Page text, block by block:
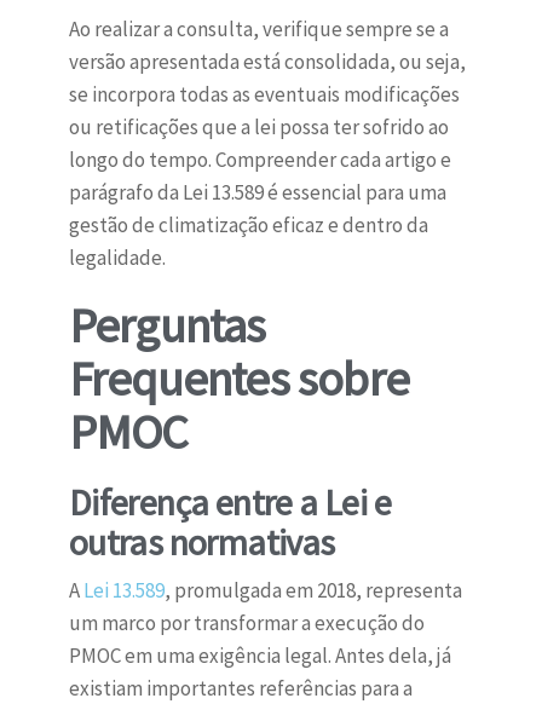
Ao realizar a consulta, verifique sempre se a
versão apresentada está consolidada, ou seja,
se incorpora todas as eventuais modificações
ou retificações que a lei possa ter sofrido ao
longo do tempo. Compreender cada artigo e
parágrafo da Lei 13.589 é essencial para uma
gestão de climatização eficaz e dentro da
legalidade.
Perguntas
Frequentes sobre
PMOC
Diferença entre a Lei e
outras normativas
ALei 13.589, promulgada em 2018, representa
um marco por transformar a execução do
PMOC em uma exigência legal. Antes dela, já
existiam importantes referências para a